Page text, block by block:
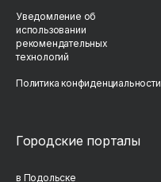
Уведомление об
использовании
рекомендательных
технологий
Политика конфиденциальности
Городские порталы
в Подольске